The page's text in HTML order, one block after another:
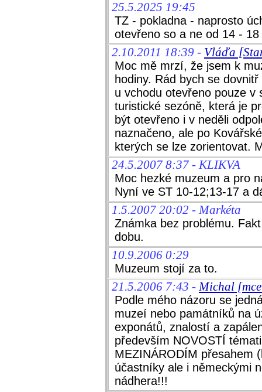
25.5.2025 19:45
TZ - pokladna - naprosto
otevřeno so a ne od 14 - 18
2.10.2011 18:39 - Vláďa
Moc mě mrzí, že jsem k
hodiny. Rád bych se
u vchodu otevřeno pouze v
turistické sezóně, která je
být otevřeno i v neděli
naznačeno, ale po
kterých se lze zorientovat.
24.5.2007 8:37 - KLIKVA
Moc hezké muzeum a pro
Nyní ve ST 10-12;13-17 a
1.5.2007 20:02 - Markéta
Známka bez problému.
dobu.
10.9.2006 0:29
Muzeum stojí za to.
21.5.2006 7:43 - Michal
Podle mého názoru se
muzeí nebo památníků na
exponátů, znalostí a
především NOVOSTÍ
MEZINÁRODÍM přesahem
účastníky ale i německými
nádhera!!!